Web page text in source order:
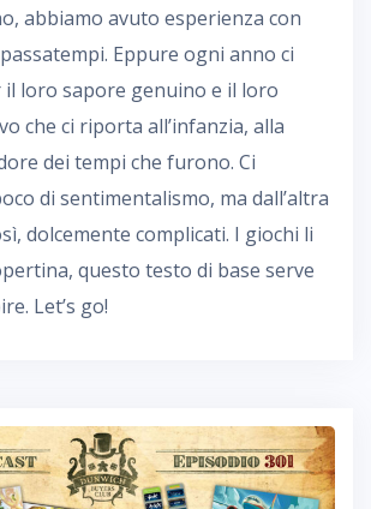
abbiamo avuto esperienza con
Eppure ogni anno ci
il loro sapore genuino e il loro
che ci riporta all’infanzia, alla
dei tempi che furono. Ci
di sentimentalismo, ma dall’altra
dolcemente complicati. I giochi li
questo testo di base serve
Let’s go!